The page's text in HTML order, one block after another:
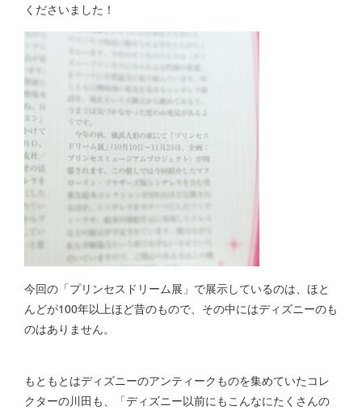
くださいました！
今回の「プリンセスドリーム展」で展示しているのは、ほと
んどが100年以上ほど昔のもので、その中にはディズニーのも
のはありません。
もともとはディズニーのアンティークものを集めていたコレ
クターの川田も、「ディズニー以前にもこんなにたくさんの